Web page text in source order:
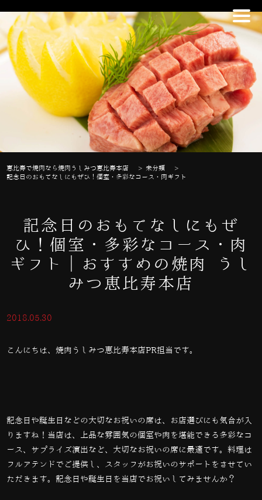
恵比寿で焼肉なら焼肉うしみつ恵比寿本店 >未分類
>
記念日のおもてなしにもぜひ！個室・多彩なコース・肉ギフト
記念日のおもてなしにもぜ
ひ！個室・多彩なコース・肉
ギフト｜おすすめの焼肉 うし
みつ恵比寿本店
2018.05.30
こんにちは、焼肉うしみつ恵比寿本店PR担当です。
記念日や誕生日などの大切なお祝いの席は、お店選びにも気合が入
りますね！当店は、上品な雰囲気の個室や肉を堪能できる多彩なコ
ース、サプライズ演出など、大切なお祝いの席に最適です。料理は
フルアテンドでご提供し、スタッフがお祝いのサポートをさせてい
ただきます。記念日や誕生日を当店でお祝いしてみませんか？